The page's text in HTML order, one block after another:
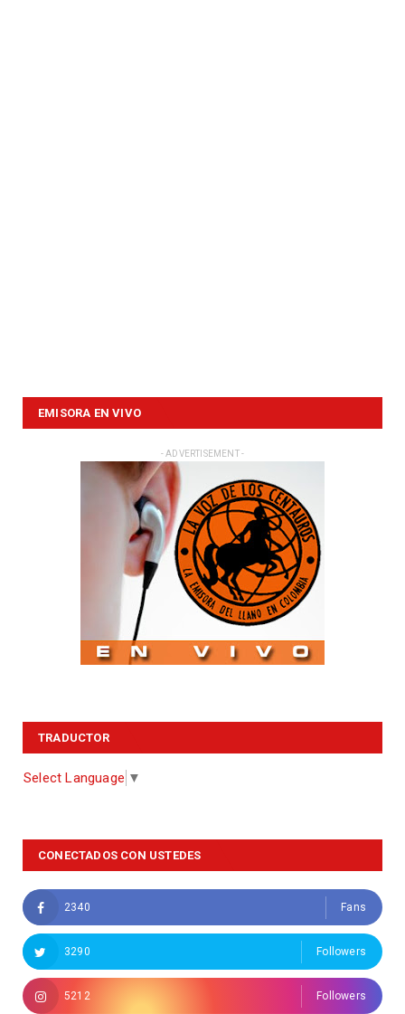
EMISORA EN VIVO
- ADVERTISEMENT -
TRADUCTOR
Select Language ▼
CONECTADOS CON USTEDES
2340 Fans
3290 Followers
5212 Followers